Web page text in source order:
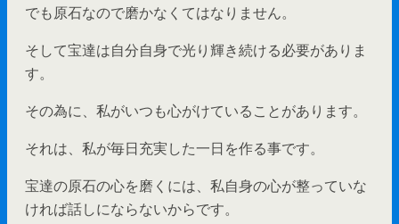
でも原石なので磨かなくてはなりません。
そして宝達は自分自身で光り輝き続ける必要がありま
す。
その為に、私がいつも心がけていることがあります。
それは、私が毎日充実した一日を作る事です。
宝達の原石の心を磨くには、私自身の心が整っていな
ければ話しにならないからです。